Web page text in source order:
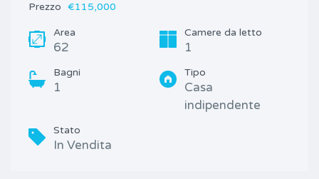
Prezzo €115,000
Area
62
Camere da letto
1
Bagni
1
Tipo
Casa
indipendente
Stato
In Vendita